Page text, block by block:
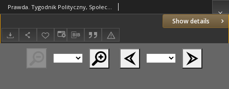
Show details
Prawda. Tygodnik Polityczny, Społeczny i Literacki. 1886 R.6 nr13